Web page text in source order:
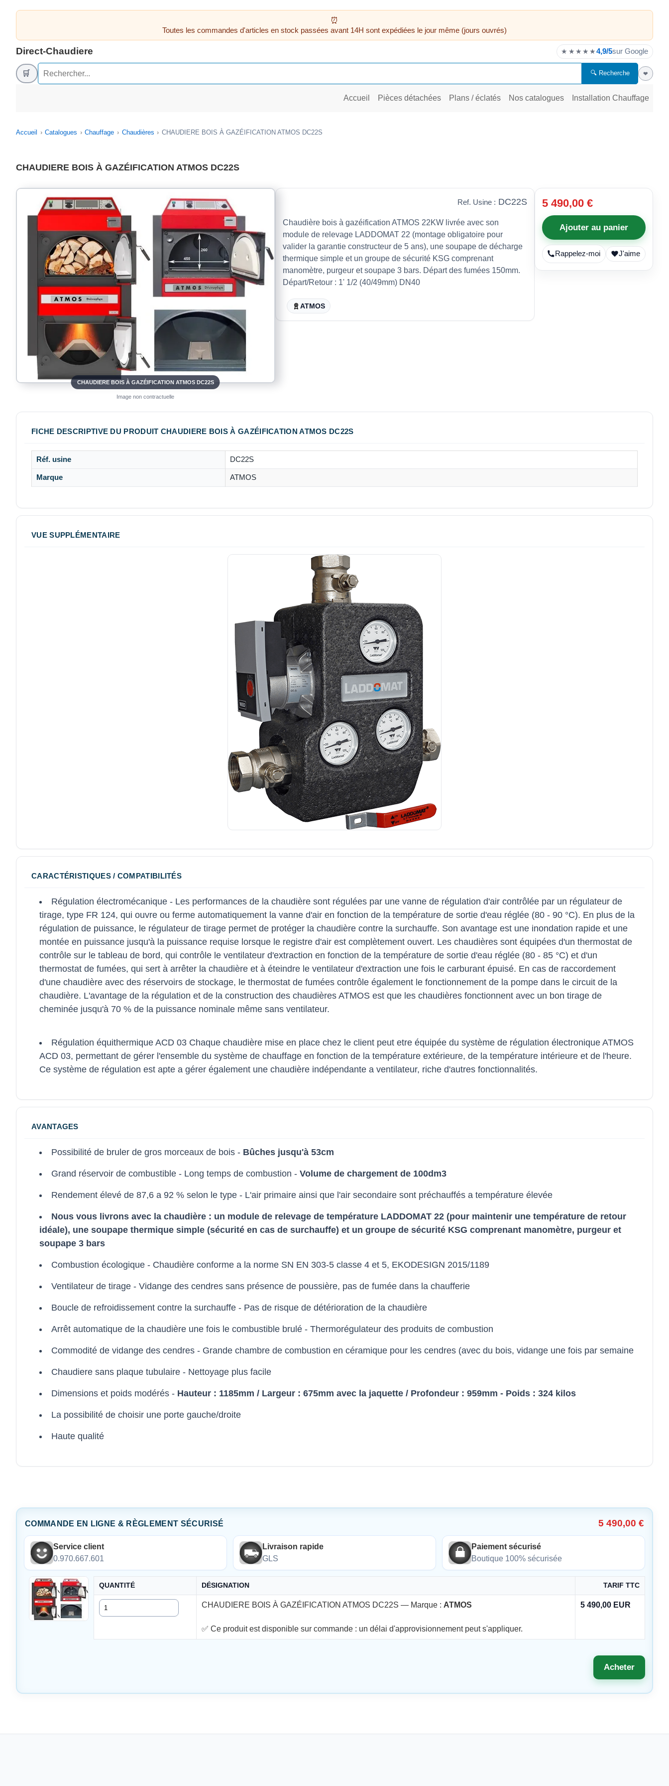
Toutes les commandes d'articles en stock passées avant 14H sont expédiées le jour même (jours ouvrés)
Direct-Chaudiere ★★★★★4,9/5sur Google
🛒 🔍 Recherche ❤
Accueil Pièces détachées Plans / éclatés Nos catalogues Installation Chauffage
Accueil Catalogues Chauffage Chaudières CHAUDIERE BOIS À GAZÉIFICATION ATMOS DC22S
CHAUDIERE BOIS À GAZÉIFICATION ATMOS DC22S
CHAUDIERE BOIS À GAZÉIFICATION ATMOS DC22S
Image non contractuelle
Ref. Usine : DC22S
Chaudière bois à gazéification ATMOS 22KW livrée avec son
module de relevage LADDOMAT 22 (montage obligatoire pour
valider la garantie constructeur de 5 ans), une soupape de décharge
thermique simple et un groupe de sécurité KSG comprenant
manomètre, purgeur et soupape 3 bars. Départ des fumées 150mm.
Départ/Retour : 1' 1/2 (40/49mm) DN40
ATMOS
5 490,00 €
Ajouter au panier
Rappelez-moi J'aime
FICHE DESCRIPTIVE DU PRODUIT CHAUDIERE BOIS À GAZÉIFICATION ATMOS DC22S
Réf. usine DC22S
Marque ATMOS
VUE SUPPLÉMENTAIRE
CARACTÉRISTIQUES / COMPATIBILITÉS
Régulation électromécanique - Les performances de la chaudière sont régulées par une vanne de régulation d'air contrôlée par un régulateur de
tirage, type FR 124, qui ouvre ou ferme automatiquement la vanne d'air en fonction de la température de sortie d'eau réglée (80 - 90 °C). En plus de la
régulation de puissance, le régulateur de tirage permet de protéger la chaudière contre la surchauffe. Son avantage est une inondation rapide et une
montée en puissance jusqu'à la puissance requise lorsque le registre d'air est complètement ouvert. Les chaudières sont équipées d'un thermostat de
contrôle sur le tableau de bord, qui contrôle le ventilateur d'extraction en fonction de la température de sortie d'eau réglée (80 - 85 °C) et d'un
thermostat de fumées, qui sert à arrêter la chaudière et à éteindre le ventilateur d'extraction une fois le carburant épuisé. En cas de raccordement
d'une chaudière avec des réservoirs de stockage, le thermostat de fumées contrôle également le fonctionnement de la pompe dans le circuit de la
chaudière. L'avantage de la régulation et de la construction des chaudières ATMOS est que les chaudières fonctionnent avec un bon tirage de
cheminée jusqu'à 70 % de la puissance nominale même sans ventilateur.
Régulation équithermique ACD 03 Chaque chaudière mise en place chez le client peut etre équipée du système de régulation électronique ATMOS
ACD 03, permettant de gérer l'ensemble du système de chauffage en fonction de la température extérieure, de la température intérieure et de l'heure.
Ce système de régulation est apte a gérer également une chaudière indépendante a ventilateur, riche d'autres fonctionnalités.
AVANTAGES
Possibilité de bruler de gros morceaux de bois - Bûches jusqu'à 53cm
Grand réservoir de combustible - Long temps de combustion - Volume de chargement de 100dm3
Rendement élevé de 87,6 a 92 % selon le type - L'air primaire ainsi que l'air secondaire sont préchauffés a température élevée
Nous vous livrons avec la chaudière : un module de relevage de température LADDOMAT 22 (pour maintenir une température de retour
idéale), une soupape thermique simple (sécurité en cas de surchauffe) et un groupe de sécurité KSG comprenant manomètre, purgeur et
soupape 3 bars
Combustion écologique - Chaudière conforme a la norme SN EN 303-5 classe 4 et 5, EKODESIGN 2015/1189
Ventilateur de tirage - Vidange des cendres sans présence de poussière, pas de fumée dans la chaufferie
Boucle de refroidissement contre la surchauffe - Pas de risque de détérioration de la chaudière
Arrêt automatique de la chaudière une fois le combustible brulé - Thermorégulateur des produits de combustion
Commodité de vidange des cendres - Grande chambre de combustion en céramique pour les cendres (avec du bois, vidange une fois par semaine
Chaudiere sans plaque tubulaire - Nettoyage plus facile
Dimensions et poids modérés - Hauteur : 1185mm / Largeur : 675mm avec la jaquette / Profondeur : 959mm - Poids : 324 kilos
La possibilité de choisir une porte gauche/droite
Haute qualité
COMMANDE EN LIGNE & RÈGLEMENT SÉCURISÉ 5 490,00 €
Service client
0.970.667.601
Livraison rapide
GLS
Paiement sécurisé
Boutique 100% sécurisée
QUANTITÉ DÉSIGNATION TARIF TTC
Quantité CHAUDIERE BOIS À GAZÉIFICATION ATMOS DC22S — Marque : ATMOS
✅ Ce produit est disponible sur commande : un délai d'approvisionnement peut s'appliquer.
5 490,00 EUR
Acheter